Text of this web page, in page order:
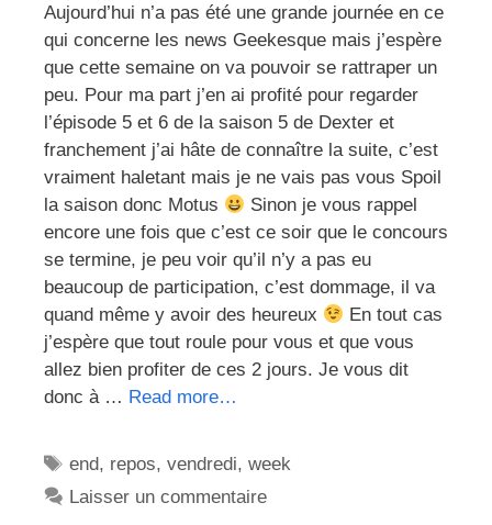
Aujourd’hui n’a pas été une grande journée en ce
qui concerne les news Geekesque mais j’espère
que cette semaine on va pouvoir se rattraper un
peu. Pour ma part j’en ai profité pour regarder
l’épisode 5 et 6 de la saison 5 de Dexter et
franchement j’ai hâte de connaître la suite, c’est
vraiment haletant mais je ne vais pas vous Spoil
la saison donc Motus
Sinon je vous rappel
encore une fois que c’est ce soir que le concours
se termine, je peu voir qu’il n’y a pas eu
beaucoup de participation, c’est dommage, il va
quand même y avoir des heureux
En tout cas
j’espère que tout roule pour vous et que vous
allez bien profiter de ces 2 jours. Je vous dit
donc à … Read more…
Étiquettes
end, repos,vendredi,week
Laisser un commentaire